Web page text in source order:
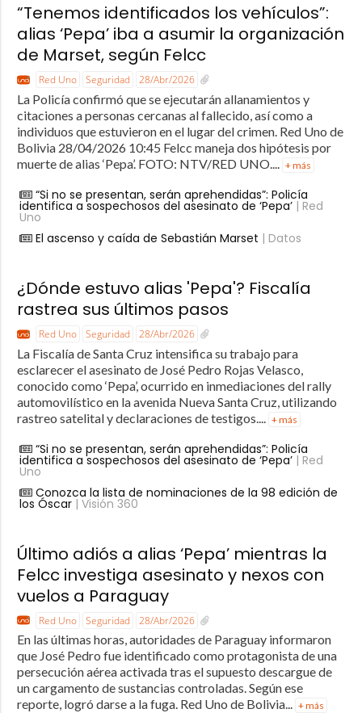
“Tenemos identificados los vehículos”:
alias ‘Pepa’ iba a asumir la organización
de Marset, según Felcc
Red Uno Seguridad 28/Abr/2026
La Policía confirmó que se ejecutarán allanamientos y
citaciones a personas cercanas al fallecido, así como a
individuos que estuvieron en el lugar del crimen. Red Uno de
Bolivia 28/04/2026 10:45 Felcc maneja dos hipótesis por
muerte de alias ‘Pepa’. FOTO: NTV/RED UNO....
+ más
“Si no se presentan, serán aprehendidas”: Policía
identifica a sospechosos del asesinato de ‘Pepa’| Red
Uno
El ascenso y caída de Sebastián Marset | Datos
¿Dónde estuvo alias 'Pepa'? Fiscalía
rastrea sus últimos pasos
Red Uno Seguridad 28/Abr/2026
La Fiscalía de Santa Cruz intensifica su trabajo para
esclarecer el asesinato de José Pedro Rojas Velasco,
conocido como ‘Pepa’, ocurrido en inmediaciones del rally
automovilístico en la avenida Nueva Santa Cruz, utilizando
rastreo satelital y declaraciones de testigos....
+ más
“Si no se presentan, serán aprehendidas”: Policía
identifica a sospechosos del asesinato de ‘Pepa’| Red
Uno
Conozca la lista de nominaciones de la 98 edición de
los Óscar| Visión 360
Último adiós a alias ‘Pepa’ mientras la
Felcc investiga asesinato y nexos con
vuelos a Paraguay
Red Uno Seguridad 28/Abr/2026
En las últimas horas, autoridades de Paraguay informaron
que José Pedro fue identificado como protagonista de una
persecución aérea activada tras el supuesto descargue de
un cargamento de sustancias controladas. Según ese
reporte, logró darse a la fuga. Red Uno de Bolivia... + más